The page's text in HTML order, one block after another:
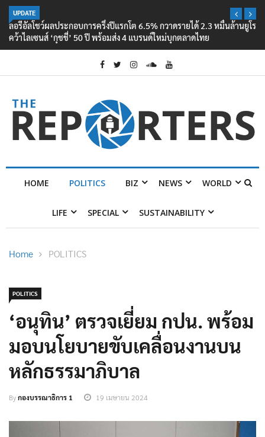
UPDATE
ลอรีอัลโชว์ผลประกอบการครึ่งปีแรกโต 6.5% กวาดรายได้ 2.3 หมื่นล้านยูโร
คว้าไลเซนส์ ‘กุชชี่’ 50 ปี พร้อมส่ง 4 แบรนด์ใหม่บุกตลาดไทย
HOME POLITICS BIZ NEWS WORLD
LIFE SPECIAL SUSTAINABILITY
Home POLITICS
POLITICS
‘อนุทิน’ ตรวจเยี่ยม กปน. พร้อม
มอบนโยบายขับเคลื่อนงานบน
หลักธรรมาภิบาล
Byกองบรรณาธิการ 1 19 เมษายน 2024